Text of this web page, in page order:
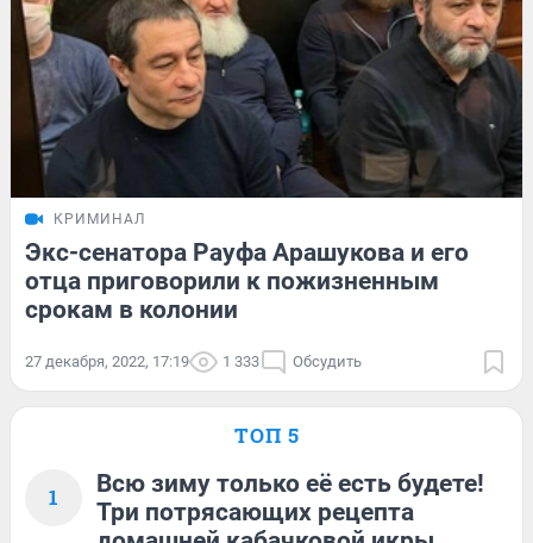
КРИМИНАЛ
Экс-сенатора Рауфа Арашукова и его
отца приговорили к пожизненным
срокам в колонии
27 декабря, 2022, 17:19 1 333 Обсудить
ТОП 5
1
Всю зиму только её есть будете!
Три потрясающих рецепта